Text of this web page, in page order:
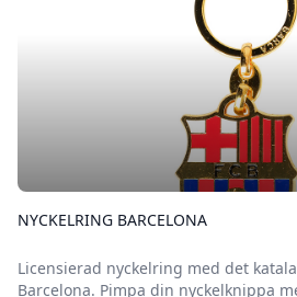
NYCKELRING BARCELONA
Licensierad nyckelring med det
Barcelona. Pimpa din nyckelknippa